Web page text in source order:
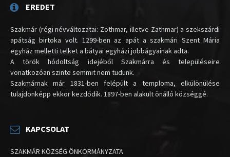
EREDET
Szakmár (régi névváltozatai: Zothmar, illetve Zathmar) a szekszárdi
apátság birtoka volt. 1299-ben az apát a szakmári Szent Mária
egyház melletti telket a bátyai egyházi jobbágyainak adta.
A török hódoltság idejéből Szakmárra és településeire
vonatkozóan szinte semmit nem tudunk.
Szakmárnak már 1831-ben felépült a temploma, elkülönülése
tulajdonképp ekkor kezdődik. 1897-ben alakult önálló községgé.
KAPCSOLAT
SZAKMÁR KÖZSÉG ÖNKORMÁNYZATA